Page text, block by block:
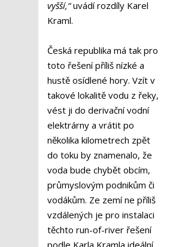
vyšší,“uvádí rozdíly Karel
Kraml.
Česká republika má tak pro
toto řešení příliš nízké a
hustě osídlené hory. Vzít v
takové lokalitě vodu z řeky,
vést ji do derivační vodní
elektrárny a vrátit po
několika kilometrech zpět
do toku by znamenalo, že
voda bude chybět obcím,
průmyslovým podnikům či
vodákům. Ze zemí ne příliš
vzdálených je pro instalaci
těchto run-of-river řešení